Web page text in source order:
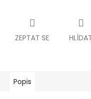
ZEPTAT SE
Popis